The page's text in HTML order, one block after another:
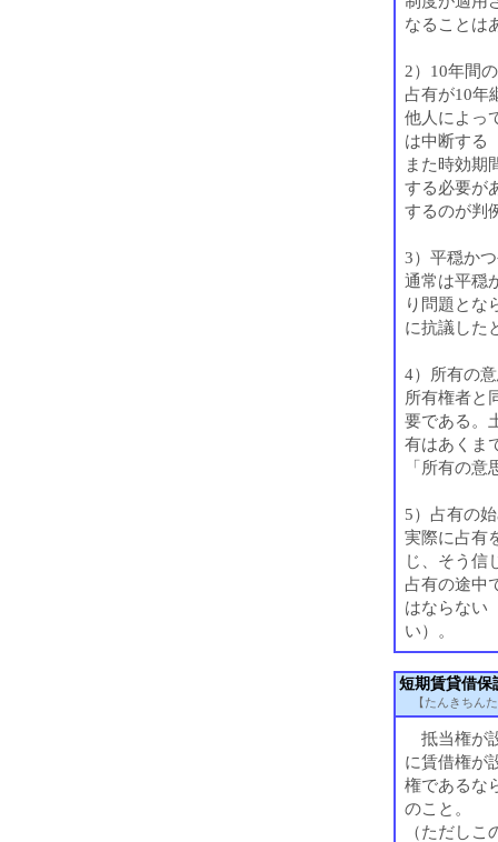
なることは
2）10年間
占有が10年
他人によっ
は中断する
また時効期
する必要が
するのが判
3）平穏か
通常は平穏
り問題とな
に抗議した
4）所有の
所有権者と
要である。
有はあくま
「所有の
5）占有の
実際に占有
じ、そう信
占有の途中
はならない
い）。
短期賃貸借保
【たんきちん
抵当権が
に賃借権が
権であるな
のこと。
（ただし